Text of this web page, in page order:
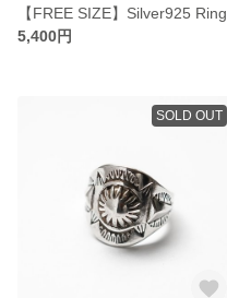
【FREE SIZE】Silver925 Ring
5,400円
SOLD OUT